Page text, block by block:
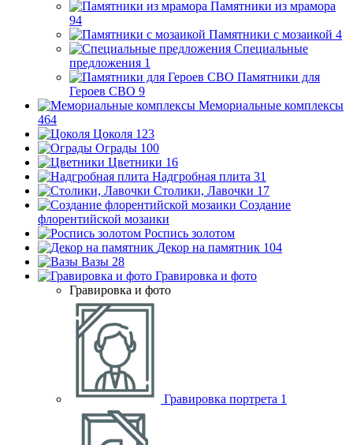
Памятники из мрамора
94
Памятники с мозаикой 4
Специальные
предложения 1
Памятники для
Героев СВО 9
Мемориальные комплексы
464
Цоколя 123
Ограды 100
Цветники 16
Надгробная плита 31
Столики, Лавочки 17
Создание
флорентийской мозаики
Роспись золотом
Декор на памятник 104
Вазы 28
Гравировка и фото
Гравировка и фото
Гравировка портрета 1